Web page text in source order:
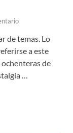
de temas. Lo
a este
de
…